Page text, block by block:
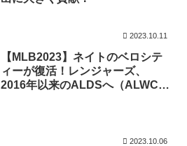
2023.10.11
【MLB2023】ネイトのベロシテ
ィーが復活！レンジャーズ、
2016年以来のALDSへ（ALWC
2023.10.06